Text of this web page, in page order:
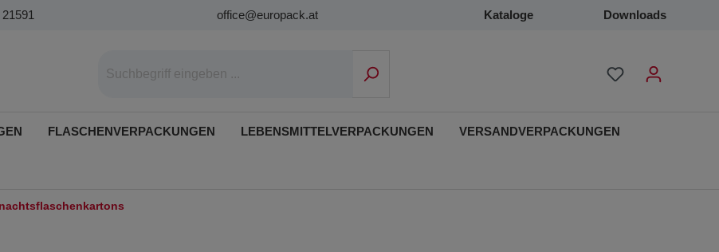
office@europack.at Kataloge Downloads
FLASCHENVERPACKUNGEN LEBENSMITTELVERPACKUNGEN VERSANDVERPACKUNGEN